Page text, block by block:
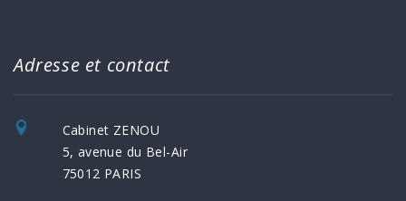
Adresse et contact
Cabinet ZENOU
5, avenue du Bel-Air
75012 PARIS